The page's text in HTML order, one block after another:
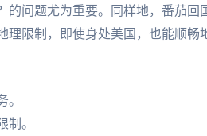
的问题尤为重要。同样地，番茄回
理限制，即使身处美国，也能顺畅
。
制。